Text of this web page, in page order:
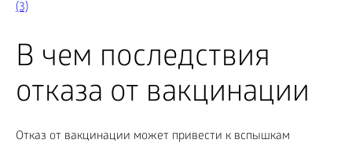
(3)
В чем последствия
отказа от вакцинации
Отказ от вакцинации может привести к вспышкам